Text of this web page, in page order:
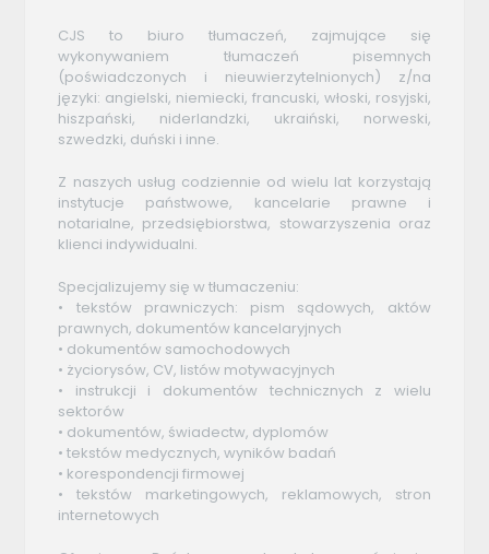
CJS to biuro tłumaczeń, zajmujące się
wykonywaniem tłumaczeń pisemnych
(poświadczonych i nieuwierzytelnionych) z/na
języki: angielski, niemiecki, francuski, włoski, rosyjski,
hiszpański, niderlandzki, ukraiński, norweski,
szwedzki, duński i inne.
Z naszych usług codziennie od wielu lat korzystają
instytucje państwowe, kancelarie prawne i
notarialne, przedsiębiorstwa, stowarzyszenia oraz
klienci indywidualni.
Specjalizujemy się w tłumaczeniu:
• tekstów prawniczych: pism sądowych, aktów
prawnych, dokumentów kancelaryjnych
• dokumentów samochodowych
• życiorysów, CV, listów motywacyjnych
• instrukcji i dokumentów technicznych z wielu
sektorów
• dokumentów, świadectw, dyplomów
• tekstów medycznych, wyników badań
• korespondencji firmowej
• tekstów marketingowych, reklamowych, stron
internetowych